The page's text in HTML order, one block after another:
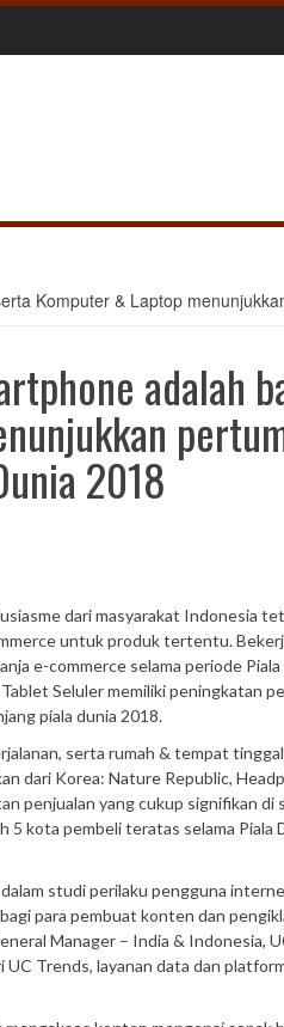
Komputer & Laptop
adalah
2018
dari masyarakat Indonesia
untuk produk tertentu.
e-commerce selama periode Piala
Seluler memiliki peningkatan
piala dunia 2018.
serta rumah & tempat
dari Korea: Nature Republic,
penjualan yang cukup signifikan di
5 kota pembeli teratas selama Piala
studi perilaku pengguna
para pembuat konten dan
Manager – India & Indonesia,
Trends, layanan data dan